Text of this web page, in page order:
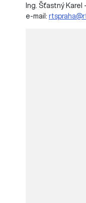
Ing. Šťastný Karel
e-mail: